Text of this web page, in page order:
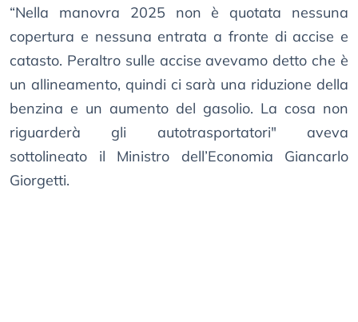
“Nella manovra 2025 non è quotata nessuna
copertura e nessuna entrata a fronte di accise e
catasto. Peraltro sulle accise avevamo detto che è
un allineamento, quindi ci sarà una riduzione della
benzina e un aumento del gasolio. La cosa non
riguarderà gli autotrasportatori" aveva
sottolineato il Ministro dell’Economia Giancarlo
Giorgetti.